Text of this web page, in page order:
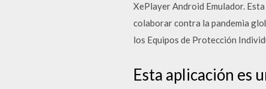
XePlayer Android Emulador.
colaborar contra la pandemia
los Equipos de Protección
Esta aplicación es